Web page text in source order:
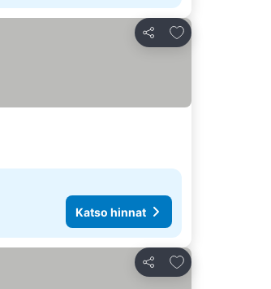
Jaa
Lisää suosikkeihin
Katso hinnat
Jaa
Lisää suosikkeihin